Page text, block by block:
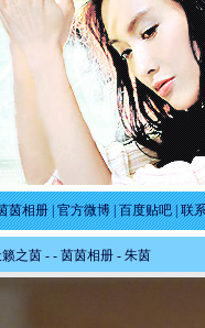
茵相册|官方微博|百度贴吧|联
籁之茵 - - 茵茵相册 - 朱茵